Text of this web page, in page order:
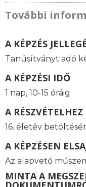
További
A KÉPZÉS
Tanúsítványt adó
A KÉPZÉSI IDŐ
1 nap, 10-15 óráig
A
16. életév
A KÉPZÉSEN
Az alapvető
MINTA A